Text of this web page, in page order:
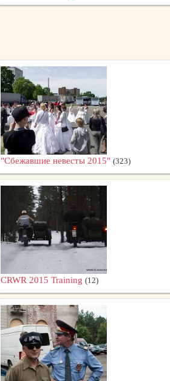
"Сбежавшие невесты 2015" (323)
CRWR 2015 Training (12)